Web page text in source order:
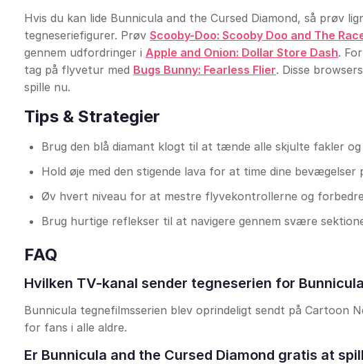
Hvis du kan lide Bunnicula and the Cursed Diamond, så prøv
tegneseriefigurer. Prøv Scooby-Doo: Scooby Doo and The
gennem udfordringer i Apple and Onion: Dollar Store Dash.
tag på flyvetur med Bugs Bunny: Fearless Flier. Disse
spille nu.
Tips & Strategier
Brug den blå diamant klogt til at tænde alle skjulte fakler og
Hold øje med den stigende lava for at time dine
Øv hvert niveau for at mestre flyvekontrollerne og
Brug hurtige reflekser til at navigere gennem svære
FAQ
Hvilken TV-kanal sender tegneserien for
Bunnicula tegnefilmsserien blev oprindeligt sendt på Cartoon
for fans i alle aldre.
Er Bunnicula and the Cursed Diamond gratis at